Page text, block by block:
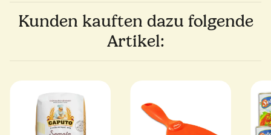
Kunden kauften dazu folgende
Artikel: